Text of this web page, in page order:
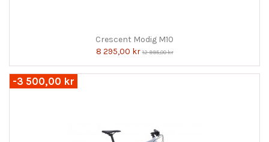
Crescent Modig M10
8 295,00 kr12 995,00 kr
-3 500,00 kr